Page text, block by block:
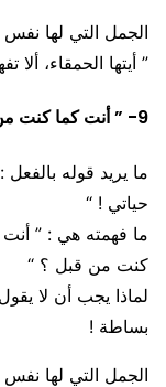
الجمل التي لها نفس
” أيتها الحمقاء،
9- ” أنت كما كنت من قبل، لا أرى أي اختلاف “
ما يريد قوله
حياتي ! “
كنت من قبل ؟ “
لماذا يجب أن لا
بساطة !
الجمل التي لها